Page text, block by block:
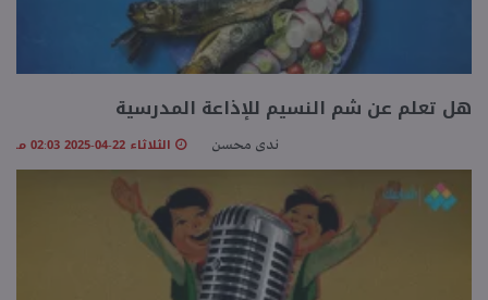
هل تعلم عن شم النسيم للإذاعة المدرسية
ندى محسن الثلاثاء 22-04-2025 02:03 مـ